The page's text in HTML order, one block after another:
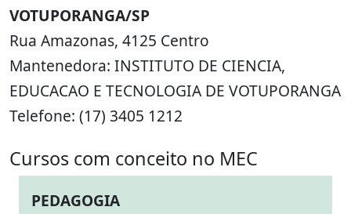
VOTUPORANGA/SP
Rua Amazonas, 4125 Centro
Mantenedora: INSTITUTO DE CIENCIA,
EDUCACAO E TECNOLOGIA DE VOTUPORANGA
Telefone: (17) 3405 1212
Cursos com conceito no MEC
PEDAGOGIA